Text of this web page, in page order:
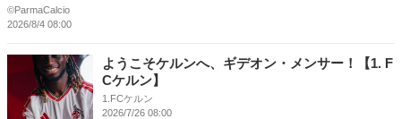
©️ParmaCalcio
2026/8/4 08:00
ようこそケルンへ、ギデオン・メンサー！【1. F
Cケルン】
1.FCケルン
2026/7/26 08:00